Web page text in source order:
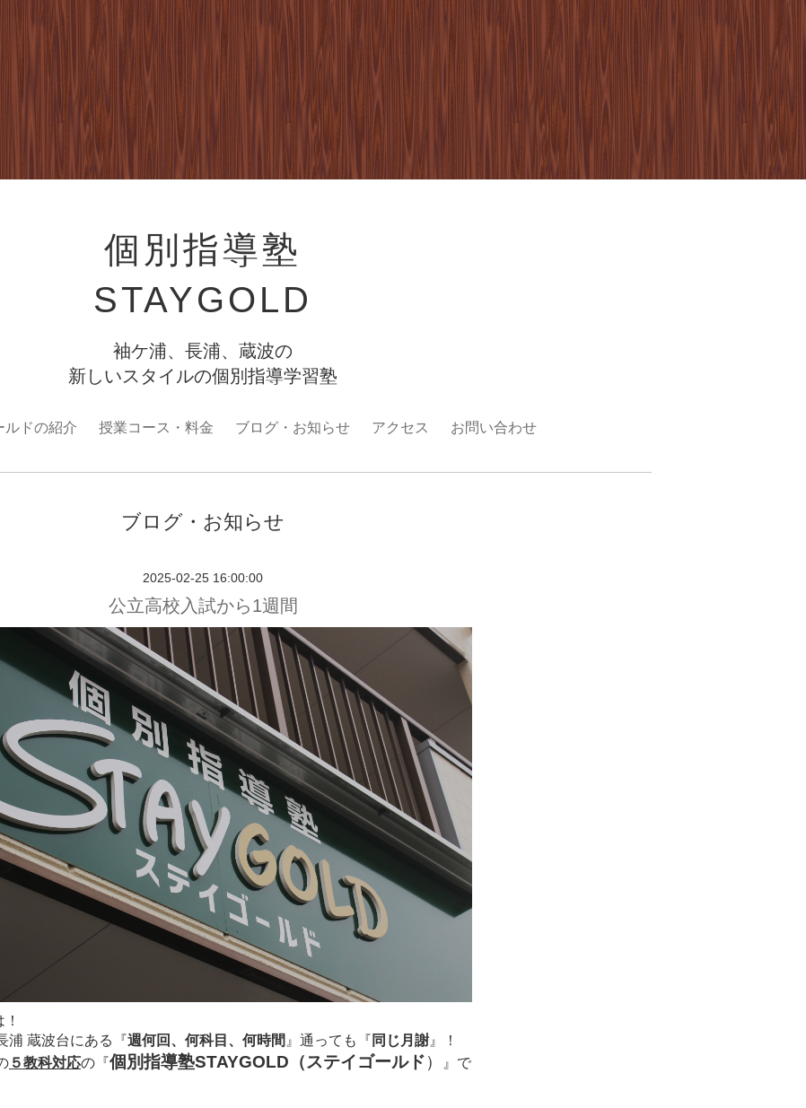
個別指導塾
STAYGOLD
袖ケ浦、長浦、蔵波の
新しいスタイルの個別指導学習塾
ルドの紹介 授業コース・料金 ブログ・お知らせ アクセス お問い合わせ
ブログ・お知らせ
2025-02-25 16:00:00
公立高校入試から1週間
浦 蔵波台にある
『週何回、何科目、何時間 』通っても 『 同じ月謝 』！
５教科対応の 『個別指導塾STAYGOLD（ステイゴールド） 』 で